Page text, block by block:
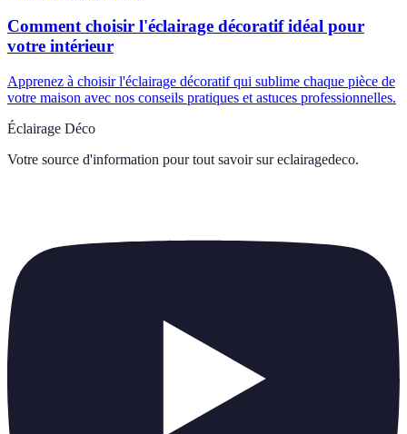
Comment choisir l'éclairage décoratif idéal pour
votre intérieur
Apprenez à choisir l'éclairage décoratif qui sublime chaque pièce de
votre maison avec nos conseils pratiques et astuces professionnelles.
Éclairage Déco
Votre source d'information pour tout savoir sur eclairagedeco.